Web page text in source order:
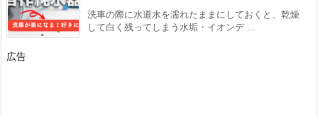
洗車の際に水道水を濡れたままにしておくと、乾燥
して白く残ってしまう水垢・イオンデ ...
広告